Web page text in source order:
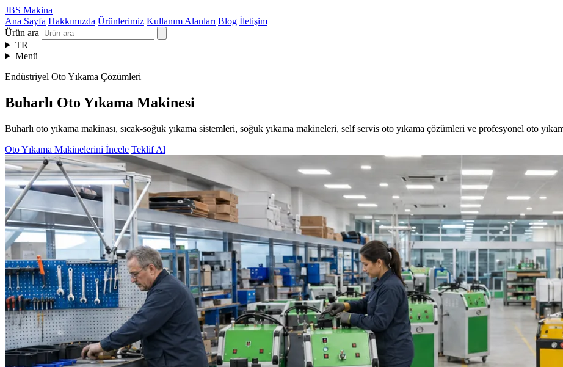
JBS Makina
Ana Sayfa Hakkımızda Ürünlerimiz Kullanım Alanları Blog İletişim
Ürün ara
TR
Menü
Endüstriyel Oto Yıkama Çözümleri
Buharlı Oto Yıkama Makinesi
Buharlı oto yıkama makinası, sıcak-soğuk yıkama sistemleri, soğuk yıkama makineleri, self servis oto yıkama çözümleri ve profesyonel oto
Oto Yıkama Makinelerini İncele Teklif Al